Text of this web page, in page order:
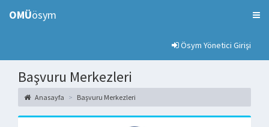
OMÜösym
Ösym Yönetici Girişi
Başvuru Merkezleri
Anasayfa Başvuru Merkezleri